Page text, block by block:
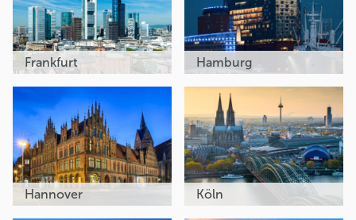
Frankfurt Hamburg
Hannover Köln